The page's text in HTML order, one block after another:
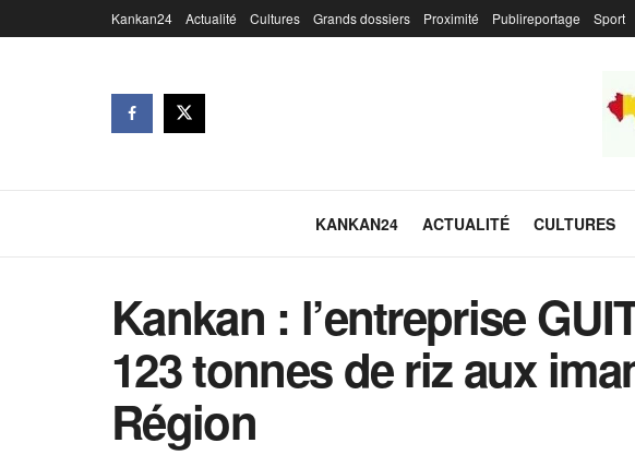
Kankan24 Actualité Cultures Grands dossiers Proximité Publireportage Sport
KANKAN24 ACTUALITÉ CULTURES
Kankan : l’entreprise
123 tonnes de riz aux
Région